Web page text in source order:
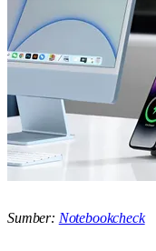
Sumber: Notebookcheck